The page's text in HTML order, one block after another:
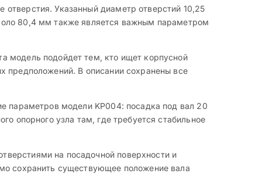
Указанный диаметр отверстий 10,25
80,4 мм также является важным параметром
модель подойдет тем, кто ищет корпусной
предположений. В описании сохранены все
параметров модели KP004: посадка под вал 20
опорного узла там, где требуется стабильное
на посадочной поверхности и
сохранить существующее положение вала